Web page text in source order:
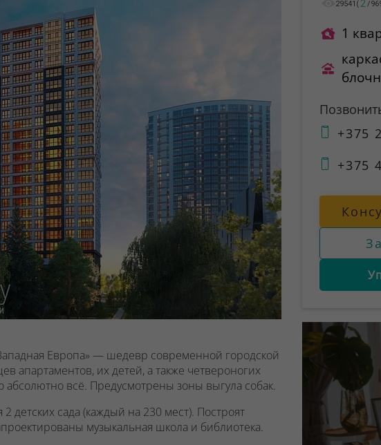
Европа» — шедевр современной городской
апартаментов, их детей, а также четвероногих
абсолютно всё. Предусмотрены зоны выгула собак.
детских сада (каждый на 230 мест). Построят
музыкальная школа и библиотека.
29541 ( 2 /
1
+375
+375